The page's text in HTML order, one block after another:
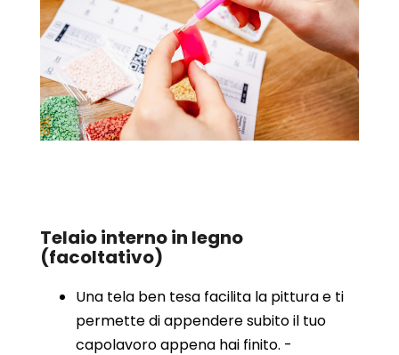
Telaio interno in legno
(facoltativo)
Una tela ben tesa facilita la pittura e ti
permette di appendere subito il tuo
capolavoro appena hai finito. -